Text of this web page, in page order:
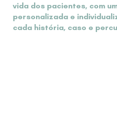
vida dos pacientes, com
personalizada e
cada história, caso e